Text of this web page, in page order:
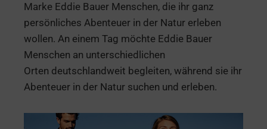
Marke Eddie Bauer Menschen, die ihr ganz
persönliches Abenteuer in der Natur erleben
wollen. An einem Tag möchte Eddie Bauer
Menschen an unterschiedlichen
Orten deutschlandweit begleiten, während sie ihr
Abenteuer in der Natur suchen und erleben.